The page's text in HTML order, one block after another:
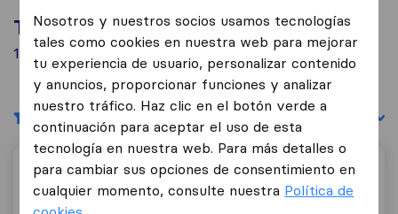
Top 10 empresas de mudanzas en Soria
1 empresas de mudanzas encontradas en Soria
Filtrar Ordenar por:
Mochuelo Jam SL
Nosotros y nuestros socios usamos tecnologías
tales como cookies en nuestra web para mejorar
tu experiencia de usuario, personalizar contenido
y anuncios, proporcionar funciones y analizar
nuestro tráfico. Haz clic en el botón verde a
continuación para aceptar el uso de esta
tecnología en nuestra web. Para más detalles o
para cambiar sus opciones de consentimiento en
cualquier momento, consulte nuestra Política de